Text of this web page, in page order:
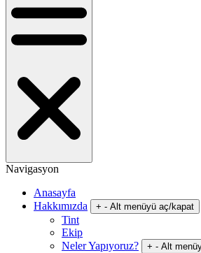
Navigasyon
Anasayfa
Hakkımızda
+ - Alt menüyü aç/kapat
Tint
Ekip
Neler Yapıyoruz?
+ - Alt